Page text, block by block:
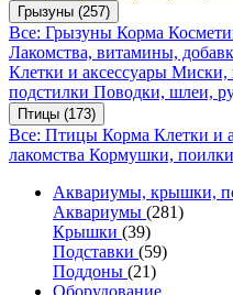
Грызуны (257)
Все: Грызуны Корма
Лакомства, витамины,
Клетки и аксессуары Миски,
подстилки Поводки, шлеи,
Птицы (173)
Все: Птицы Корма Клетки и
лакомства Кормушки, поилки
Аквариумы, крышки,
Аквариумы (281)
Крышки (39)
Подставки (59)
Поддоны (21)
Оборудование